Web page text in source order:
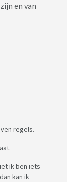
en van
regels.
ik ben iets
kan ik